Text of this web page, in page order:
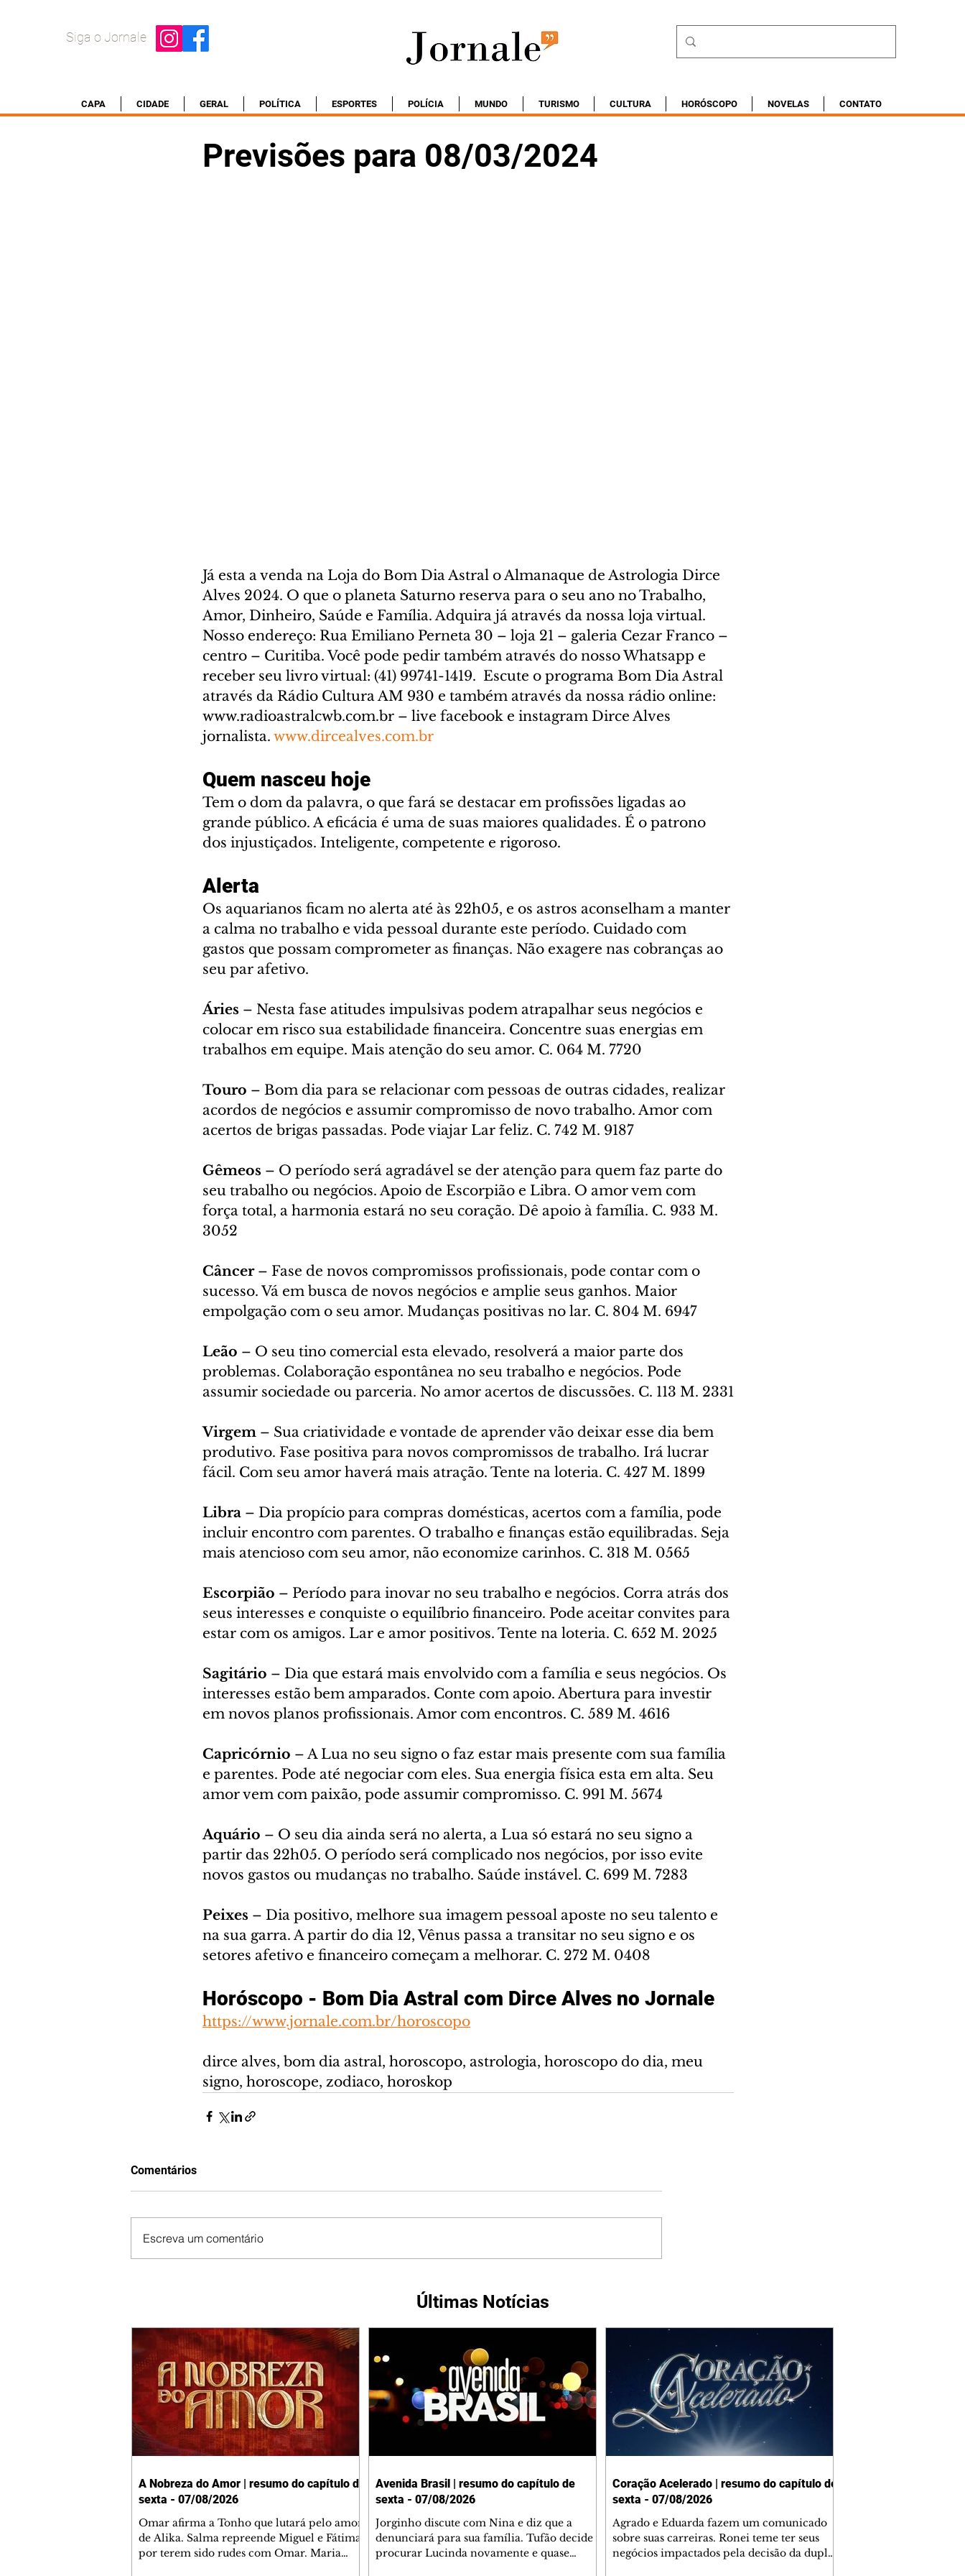
Siga o Jornale
CAPA CIDADE GERAL POLÍTICA ESPORTES POLÍCIA MUNDO TURISMO CULTURA HORÓSCOPO NOVELAS CONTATO
Previsões para 08/03/2024
Já esta a venda na Loja do Bom Dia Astral o Almanaque de Astrologia Dirce
Alves 2024. O que o planeta Saturno reserva para o seu ano no Trabalho,
Amor, Dinheiro, Saúde e Família. Adquira já através da nossa loja virtual.
Nosso endereço: Rua Emiliano Perneta 30 – loja 21 – galeria Cezar Franco –
centro – Curitiba. Você pode pedir também através do nosso Whatsapp e
receber seu livro virtual: (41) 99741-1419.  Escute o programa Bom Dia Astral
através da Rádio Cultura AM 930 e também através da nossa rádio online:
www.radioastralcwb.com.br – live facebook e instagram Dirce Alves
jornalista. www.dircealves.com.br
Quem nasceu hoje
Tem o dom da palavra, o que fará se destacar em profissões ligadas ao
grande público. A eficácia é uma de suas maiores qualidades. É o patrono
dos injustiçados. Inteligente, competente e rigoroso.
Alerta
Os aquarianos ficam no alerta até às 22h05, e os astros aconselham a manter
a calma no trabalho e vida pessoal durante este período. Cuidado com
gastos que possam comprometer as finanças. Não exagere nas cobranças ao
seu par afetivo.
Áries – Nesta fase atitudes impulsivas podem atrapalhar seus negócios e
colocar em risco sua estabilidade financeira. Concentre suas energias em
trabalhos em equipe. Mais atenção do seu amor. C. 064 M. 7720
Touro – Bom dia para se relacionar com pessoas de outras cidades, realizar
acordos de negócios e assumir compromisso de novo trabalho. Amor com
acertos de brigas passadas. Pode viajar Lar feliz. C. 742 M. 9187
Gêmeos – O período será agradável se der atenção para quem faz parte do
seu trabalho ou negócios. Apoio de Escorpião e Libra. O amor vem com
força total, a harmonia estará no seu coração. Dê apoio à família. C. 933 M.
3052
Câncer – Fase de novos compromissos profissionais, pode contar com o
sucesso. Vá em busca de novos negócios e amplie seus ganhos. Maior
empolgação com o seu amor. Mudanças positivas no lar. C. 804 M. 6947
Leão – O seu tino comercial esta elevado, resolverá a maior parte dos
problemas. Colaboração espontânea no seu trabalho e negócios. Pode
assumir sociedade ou parceria. No amor acertos de discussões. C. 113 M. 2331
Virgem – Sua criatividade e vontade de aprender vão deixar esse dia bem
produtivo. Fase positiva para novos compromissos de trabalho. Irá lucrar
fácil. Com seu amor haverá mais atração. Tente na loteria. C. 427 M. 1899
Libra – Dia propício para compras domésticas, acertos com a família, pode
incluir encontro com parentes. O trabalho e finanças estão equilibradas. Seja
mais atencioso com seu amor, não economize carinhos. C. 318 M. 0565
Escorpião – Período para inovar no seu trabalho e negócios. Corra atrás dos
seus interesses e conquiste o equilíbrio financeiro. Pode aceitar convites para
estar com os amigos. Lar e amor positivos. Tente na loteria. C. 652 M. 2025
Sagitário – Dia que estará mais envolvido com a família e seus negócios. Os
interesses estão bem amparados. Conte com apoio. Abertura para investir
em novos planos profissionais. Amor com encontros. C. 589 M. 4616
Capricórnio – A Lua no seu signo o faz estar mais presente com sua família
e parentes. Pode até negociar com eles. Sua energia física esta em alta. Seu
amor vem com paixão, pode assumir compromisso. C. 991 M. 5674
Aquário – O seu dia ainda será no alerta, a Lua só estará no seu signo a
partir das 22h05. O período será complicado nos negócios, por isso evite
novos gastos ou mudanças no trabalho. Saúde instável. C. 699 M. 7283
Peixes – Dia positivo, melhore sua imagem pessoal aposte no seu talento e
na sua garra. A partir do dia 12, Vênus passa a transitar no seu signo e os
setores afetivo e financeiro começam a melhorar. C. 272 M. 0408
Horóscopo - Bom Dia Astral com Dirce Alves no Jornale
https://www.jornale.com.br/horoscopo
dirce alves, bom dia astral, horoscopo, astrologia, horoscopo do dia, meu
signo, horoscope, zodiaco, horoskop
Comentários
Escreva um comentário
Últimas Notícias
A Nobreza do Amor | resumo do capítulo de
sexta - 07/08/2026
Omar afirma a Tonho que lutará pelo amor
de Alika. Salma repreende Miguel e Fátima
por terem sido rudes com Omar. Maria
Avenida Brasil | resumo do capítulo de
sexta - 07/08/2026
Jorginho discute com Nina e diz que a
denunciará para sua família. Tufão decide
procurar Lucinda novamente e quase
Coração Acelerado | resumo do capítulo de
sexta - 07/08/2026
Agrado e Eduarda fazem um comunicado
sobre suas carreiras. Ronei teme ter seus
negócios impactados pela decisão da dupla.